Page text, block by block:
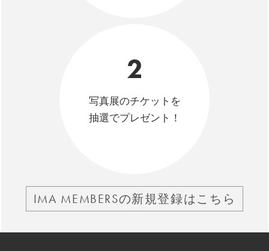
2
写真展のチケットを
抽選でプレゼント！
IMA MEMBERSの新規登録はこちら